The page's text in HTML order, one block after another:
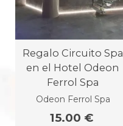
Regalo Circuito Spa
en el Hotel Odeon
Ferrol Spa
Odeon Ferrol Spa
15.00 €